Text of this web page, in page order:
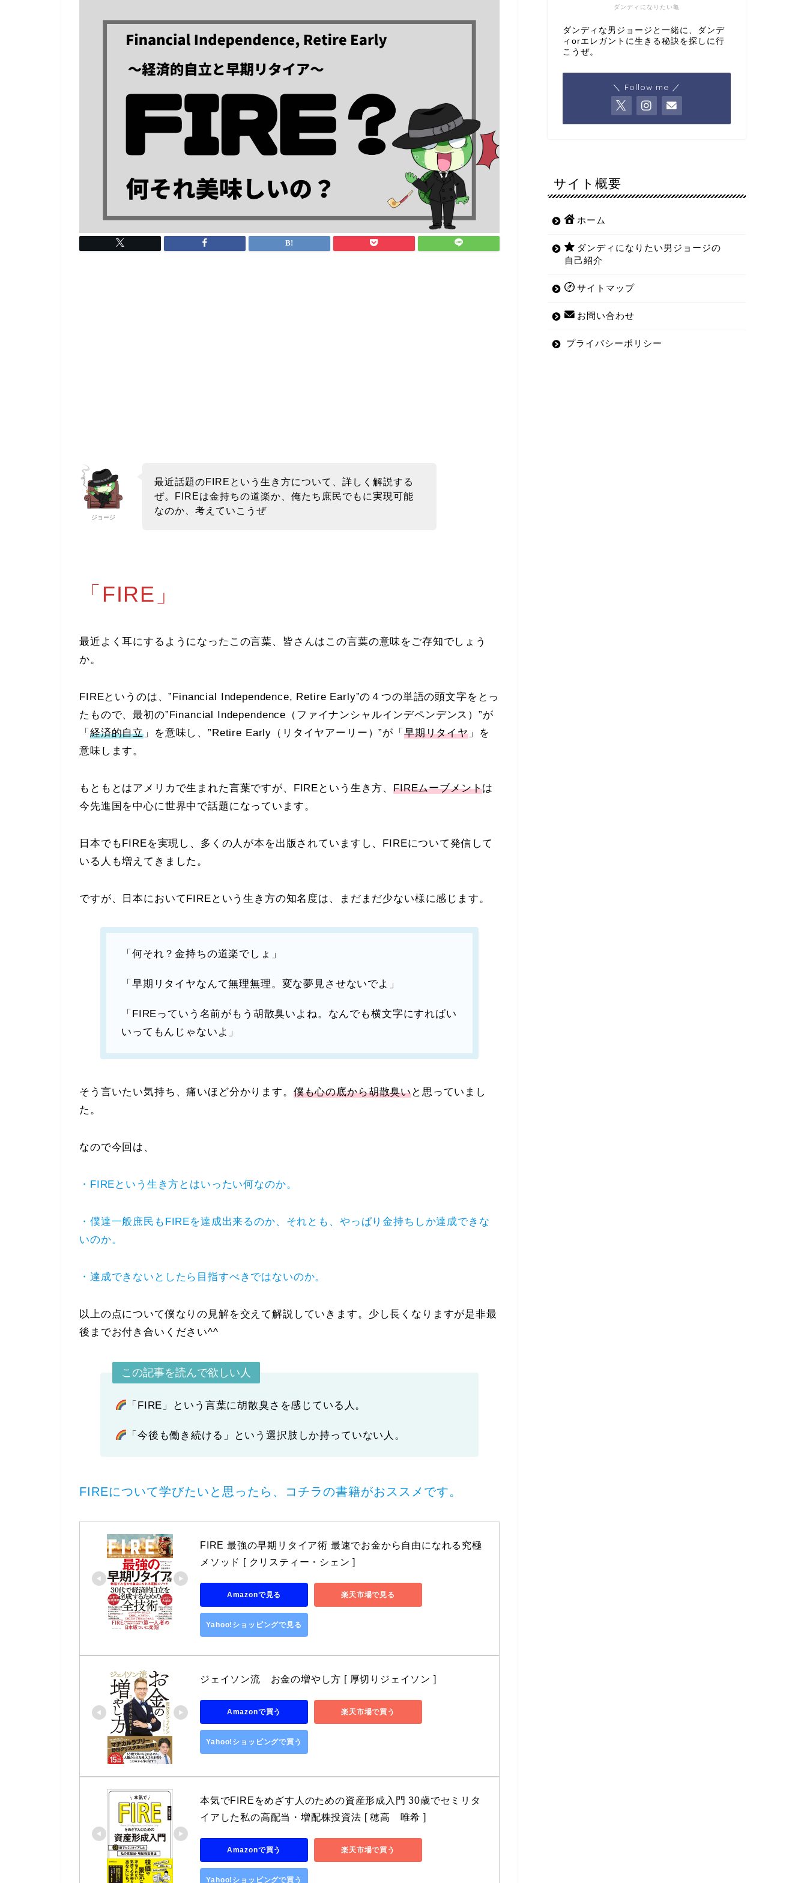
ジョージ
最近話題のFIREという生き方について、詳しく解説する
ぜ。FIREは金持ちの道楽か、俺たち庶民でもに実現可能
なのか、考えていこうぜ
「 FIRE 」
最近よく耳にするようになったこの言葉、皆さんはこの言葉の意味をご存知でしょう
か。
FIREというのは、” Financial ndependence, Retire Early”の４つの単語の頭文字をとっ
たもので、最初の” Financial
ndependence（ファイナンシャルインデペンデンス）”が
「 経済的自立 」を意味し、” Retire Early（リタイヤアーリー）”が「 早期リタイヤ 」を
意味します。
もともとはアメリカで生まれた言葉ですが、FIREという生き方、FIREムーブメントは
今先進国を中心に世界中で話題になっています。
日本でもFIREを実現し、多くの人が本を出版されていますし、FIREについて発信して
いる人も増えてきました。
ですが、日本においてFIREという生き方の知名度は、まだまだ少ない様に感じます。
「 何それ？金持ちの道楽でしょ 」
「 早期リタイヤなんて無理無理。変な夢見させないでよ 」
「 FIREっていう名前がもう胡散臭いよね。なんでも横文字にすればい
いってもんじゃないよ 」
そう言いたい気持ち、痛いほど分かります。 僕も心の底から胡散臭いと思っていまし
た。
なので今回は、
・ FIREという生き方とはいったい何なのか。
・ 僕達一般庶民もFIREを達成出来るのか、それとも、やっぱり金持ちしか達成できな
いのか。
・達成できないとしたら目指すべきではないのか。
以上の点について僕なりの見解を交えて解説していきます。少し長くなりますが是非最
後までお付き合いください^^
この記事を読んで欲しい人
「 FIRE 」という言葉に胡散臭さを感じている人。
「 今後も働き続ける 」という選択肢しか持っていない人。
FIREについて学びたいと思ったら、コチラの書籍がおススメです。
FIRE 最強の早期リタイア術 最速でお金から自由になれる究極
メソッド [ クリスティー・シェン ]
Amazonで見る 楽天市場で見る
Yahoo!ショッピングで見る
ジェイソン流　お金の増やし方 [ 厚切りジェイソン ]
Amazonで買う 楽天市場で買う
Yahoo!ショッピングで買う
本気でFIREをめざす人のための資産形成入門 30歳でセミリタ
イアした私の高配当・増配株投資法 [ 穂高　唯希 ]
Amazonで買う 楽天市場で買う
Yahoo!ショッピングで買う
ダンディになりたい亀
ダンディな男ジョージと一緒に、ダンデ
ィorエレガントに生きる秘訣を探しに行
こうぜ。
＼ Follow me ／
サイト概要
ホーム
ダンディになりたい男ジョージの
自己紹介
サイトマップ
お問い合わせ
プライバシーポリシー